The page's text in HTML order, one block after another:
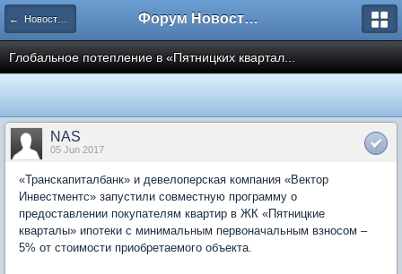
← Новости рынка недвижимости Форум Новостройки
Глобальное потепление в «Пятницких квартал...
NAS
05 Jun 2017
«Транскапиталбанк» и девелоперская компания «Вектор
Инвестментс» запустили совместную программу о
предоставлении покупателям квартир в ЖК «Пятницкие
кварталы» ипотеки с минимальным первоначальным взносом –
5% от стоимости приобретаемого объекта.